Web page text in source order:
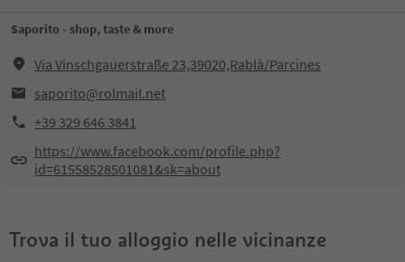
Saporito - shop, taste & more
Via Vinschgauerstraße 23,39020,Rablà/Parcines
saporito@rolmail.net
+39 329 646 3841
https://www.facebook.com/profile.php?
id=61558528501081&sk=about
Trova il tuo alloggio nelle vicinanze